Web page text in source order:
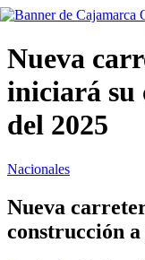
Nueva
iniciará su
del 2025
Nacionales
Nueva
construcción